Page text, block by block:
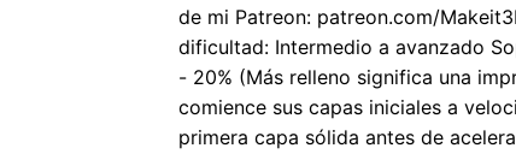
de mi Patreon: patreon.com/
dificultad: Intermedio a avanzado
- 20% (Más relleno significa una
comience sus capas iniciales a
primera capa sólida antes de